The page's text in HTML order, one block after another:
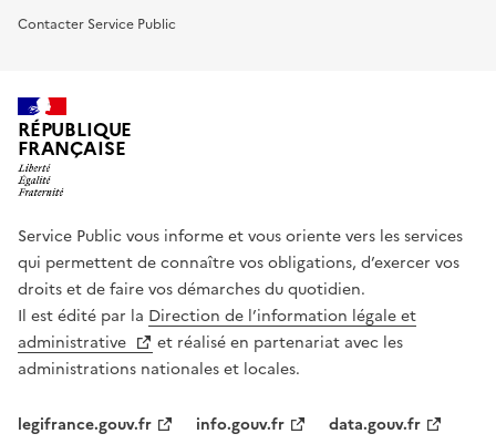
Contacter Service Public
RÉPUBLIQUE
FRANÇAISE
Service Public vous informe et vous oriente vers les services
qui permettent de connaître vos obligations, d’exercer vos
droits et de faire vos démarches du quotidien.
Il est édité par la Direction de l’information légale et
administrative
et réalisé en partenariat avec les
administrations nationales et locales.
legifrance.gouv.fr info.gouv.fr data.gouv.fr